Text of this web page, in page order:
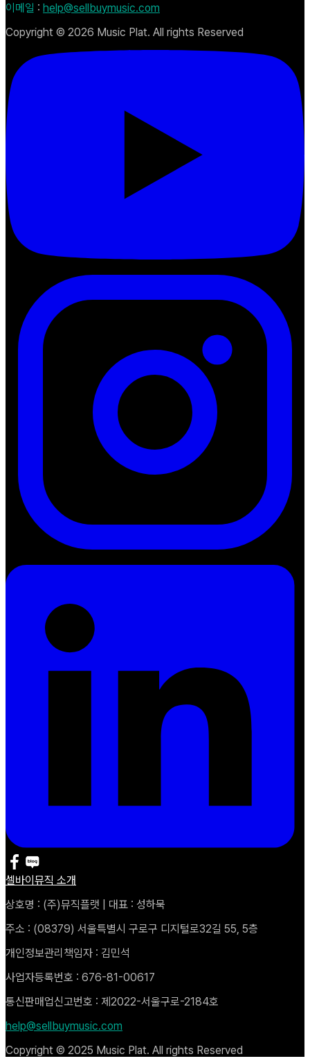
이메일 : help@sellbuymusic.com
Copyright © 2026 Music Plat. All rights Reserved
셀바이뮤직 소개
상호명 : (주)뮤직플랫 | 대표 : 성하묵
주소 : (08379) 서울특별시 구로구 디지털로32길 55, 5층
개인정보관리책임자 : 김민석
사업자등록번호 : 676-81-00617
통신판매업신고번호 : 제2022-서울구로-2184호
help@sellbuymusic.com
Copyright © 2025 Music Plat. All rights Reserved